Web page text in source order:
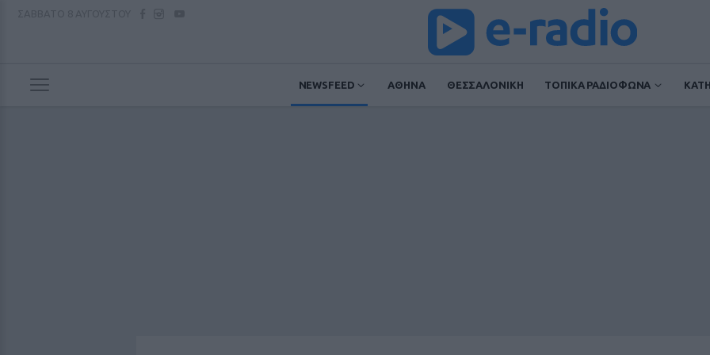
NEWSFEED ΑΘΗΝΑ ΘΕΣΣΑΛΟΝΙΚΗ ΤΟΠΙΚΑ ΡΑΔΙΟΦΩΝΑ